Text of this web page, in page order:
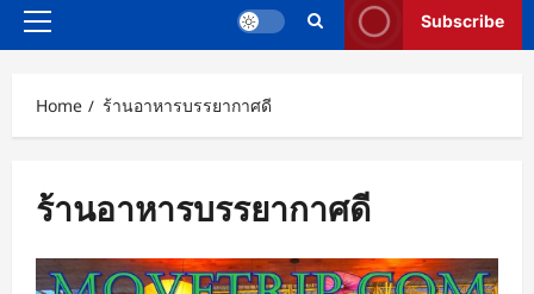
Primary
Subscribe
Home ร้านอาหารบรรยากาศดี
ร้านอาหารบรรยากาศดี